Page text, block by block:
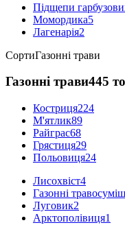
Підщепи
Момордика5
Лагенарія2
СортиГазонні трави
Газонні трави445
Костриця224
М'ятлик89
Райграс68
Грястиця29
Польовиця24
Лисохвіст4
Газонні
Луговик2
Арктополівиця1